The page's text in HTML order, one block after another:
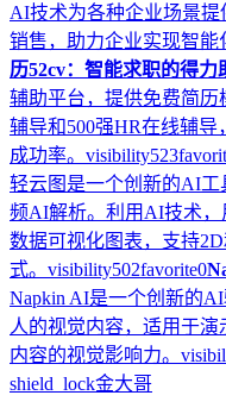
AI技术为各种企业场景
销售，助力企业实现智能
历52cv：智能求职的得力
辅助平台，提供免费简
辅导和500强HR在线辅
成功率。 visibility523
轻云图是一个创新的AI工
频AI解析。利用AI技术
数据可视化图表，支持
式。 visibility502favorite0
Napkin AI是一个创新的
人的视觉内容，适用于
内容的视觉影响力。
shield_lock金大哥